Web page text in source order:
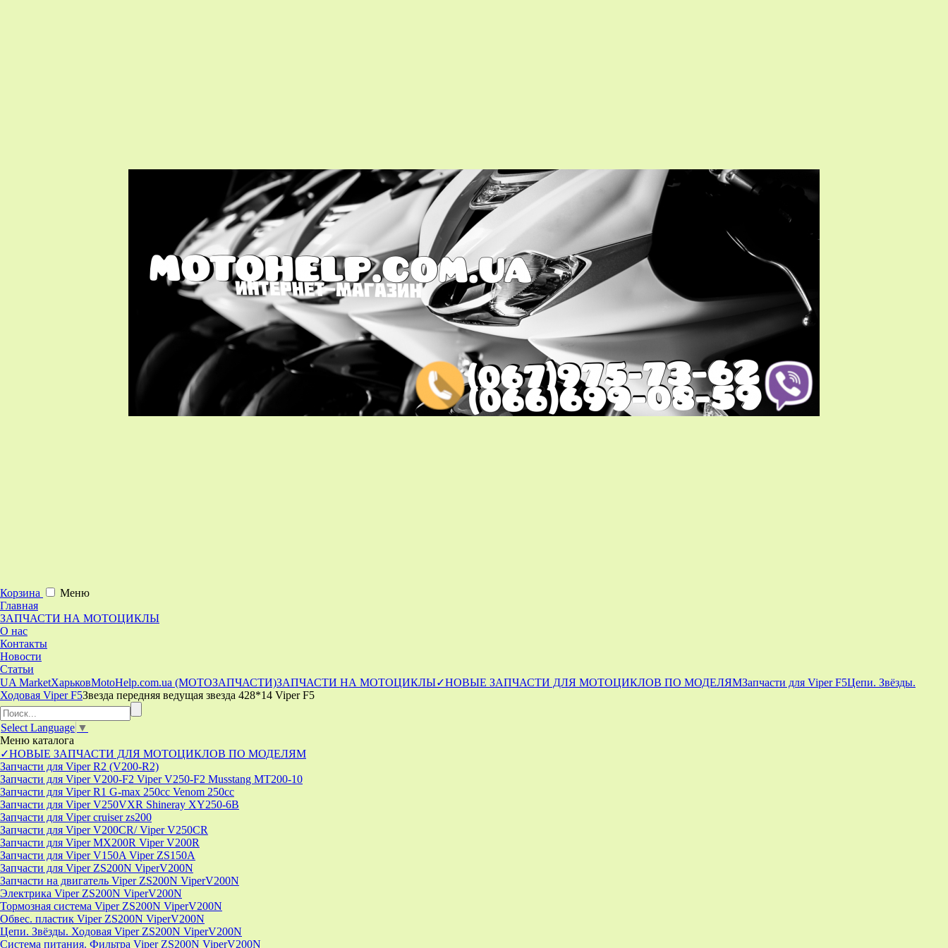
Корзина
Меню
Главная
ЗАПЧАСТИ НА МОТОЦИКЛЫ
О нас
Контакты
Новости
Статьи
UA MarketХарьковMotoHelp.com.ua (МОТОЗАПЧАСТИ)ЗАПЧАСТИ НА МОТОЦИКЛЫ✓НОВЫЕ ЗАПЧАСТИ ДЛЯ МОТОЦИКЛОВ ПО МОДЕЛЯМЗапчасти для Viper F5Цепи. Звёзды.
Ходовая Viper F5Звезда передняя ведущая звезда 428*14 Viper F5
Select Language ▼
Меню каталога
✓НОВЫЕ ЗАПЧАСТИ ДЛЯ МОТОЦИКЛОВ ПО МОДЕЛЯМ
Запчасти для Viper R2 (V200-R2)
Запчасти для Viper V200-F2 Viper V250-F2 Musstang MT200-10
Запчасти для Viper R1 G-max 250cc Venom 250cc
Запчасти для Viper V250VXR Shineray XY250-6B
Запчасти для Viper cruiser zs200
Запчасти для Viper V200CR/ Viper V250CR
Запчасти для Viper MX200R Viper V200R
Запчасти для Viper V150A Viper ZS150A
Запчасти для Viper ZS200N ViperV200N
Запчасти на двигатель Viper ZS200N ViperV200N
Электрика Viper ZS200N ViperV200N
Тормозная система Viper ZS200N ViperV200N
Обвес. пластик Viper ZS200N ViperV200N
Цепи. Звёзды. Ходовая Viper ZS200N ViperV200N
Система питания. Фильтра Viper ZS200N ViperV200N